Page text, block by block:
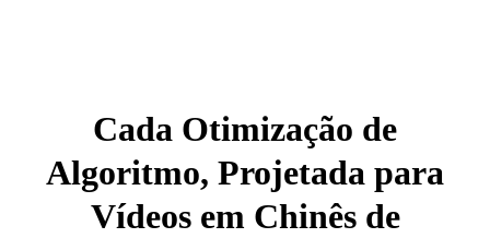
Cada Otimização de
Algoritmo, Projetada para
Vídeos em Chinês de